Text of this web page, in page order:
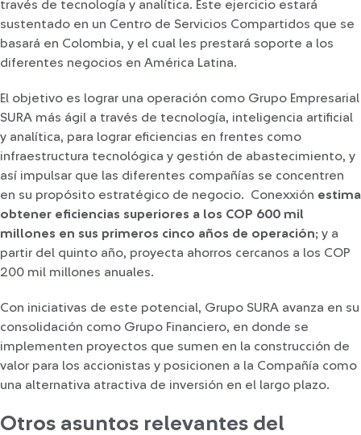
través de tecnología y analítica. Este ejercicio estará
sustentado en un Centro de Servicios Compartidos que se
basará en Colombia, y el cual les prestará soporte a los
diferentes negocios en América Latina.
El objetivo es lograr una operación como Grupo Empresarial
SURA más ágil a través de tecnología, inteligencia artificial
y analítica, para lograr eficiencias en frentes como
infraestructura tecnológica y gestión de abastecimiento, y
así impulsar que las diferentes compañías se concentren
en su propósito estratégico de negocio. Conexxión estima
obtener eficiencias superiores a los COP 600 mil
millones en sus primeros cinco años de operación; y a
partir del quinto año, proyecta ahorros cercanos a los COP
200 mil millones anuales.
Con iniciativas de este potencial, Grupo SURA avanza en su
consolidación como Grupo Financiero, en donde se
implementen proyectos que sumen en la construcción de
valor para los accionistas y posicionen a la Compañía como
una alternativa atractiva de inversión en el largo plazo.
Otros asuntos relevantes del